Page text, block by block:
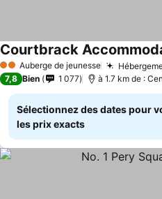
2 ÉtoilesAuberge de jeunesse
Courtbrack
7,8 Bien 1 077 à 1.7 km de :
Sélectionnez des dates pour
les prix exacts